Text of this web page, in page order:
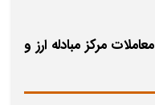
مرکز مبادله ارز و